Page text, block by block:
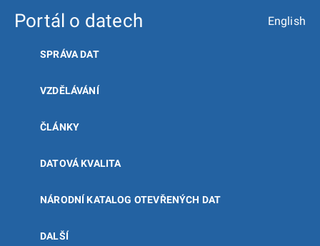
Portál o datech English
SPRÁVA DAT
VZDĚLÁVÁNÍ
ČLÁNKY
DATOVÁ KVALITA
NÁRODNÍ KATALOG OTEVŘENÝCH DAT
DALŠÍ